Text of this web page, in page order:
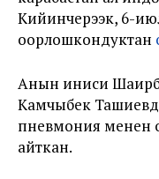
Кийинчерээк, 6-
оорлошкондуктан
Анын иниси
Камчыбек
пневмония менен
айткан.